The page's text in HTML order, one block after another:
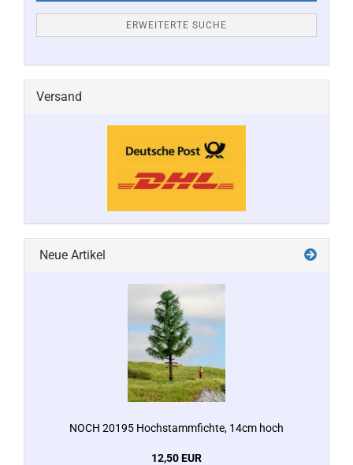
ERWEITERTE SUCHE
Versand
Neue Artikel
NOCH 20195 Hochstammfichte, 14cm hoch
12,50 EUR